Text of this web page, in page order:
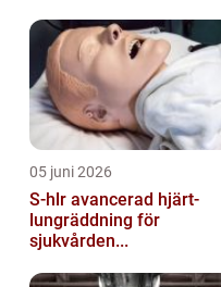
05 juni 2026
S-hlr avancerad hjärt-
lungräddning för
sjukvården...